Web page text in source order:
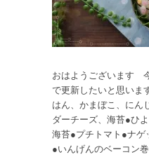
おはようございます
で更新したいと思い
はん、かまぼこ、にん
ダーチーズ、海苔●ひ
海苔●プチトマト●ナゲ
●いんげんのベーコン